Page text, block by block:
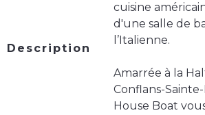
Description
cuisine
d'une salle de
l’Italienne.
Amarrée à la
Conflans-
House Boat